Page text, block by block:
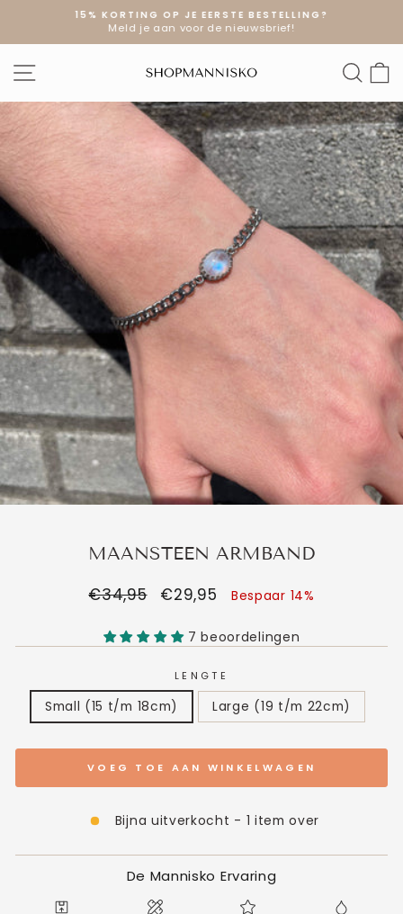
artikel
Diavoorstelling
15% KORTING OP JE EERSTE BESTELLING?
Meld je aan voor de nieuwsbrief!
SITE NAVIGATIE
MAANSTEEN ARMBAND
Normale
€34,95 Verkoopprijs
€29,95 Bespaar 14%
7 beoordelingen
LENGTE
Small (15 t/m 18cm) Large (19 t/m 22cm)
VOEG TOE AAN WINKELWAGEN
Bijna uitverkocht - 1 item over
De Mannisko Ervaring